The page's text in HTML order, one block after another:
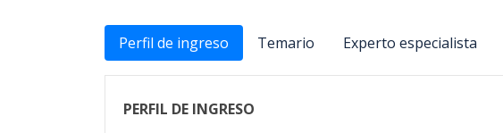
Perfil de ingreso Temario Experto especialista
PERFIL DE INGRESO